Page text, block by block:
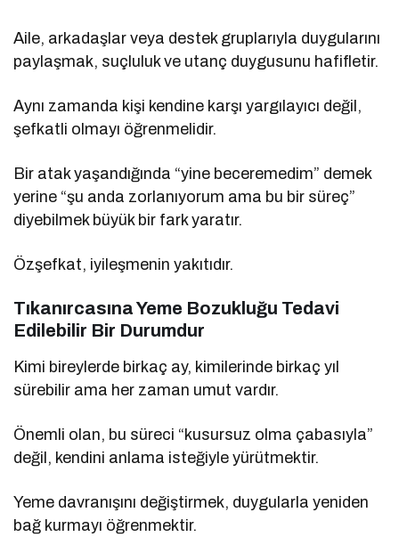
Aile, arkadaşlar veya destek gruplarıyla duygularını
paylaşmak, suçluluk ve utanç duygusunu hafifletir.
Aynı zamanda kişi kendine karşı yargılayıcı değil,
şefkatli olmayı öğrenmelidir.
Bir atak yaşandığında “yine beceremedim” demek
yerine “şu anda zorlanıyorum ama bu bir süreç”
diyebilmek büyük bir fark yaratır.
Özşefkat, iyileşmenin yakıtıdır.
Tıkanırcasına Yeme Bozukluğu Tedavi
Edilebilir Bir Durumdur
Kimi bireylerde birkaç ay, kimilerinde birkaç yıl
sürebilir ama her zaman umut vardır.
Önemli olan, bu süreci “kusursuz olma çabasıyla”
değil, kendini anlama isteğiyle yürütmektir.
Yeme davranışını değiştirmek, duygularla yeniden
bağ kurmayı öğrenmektir.